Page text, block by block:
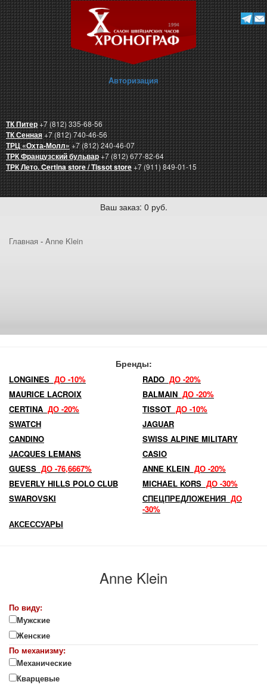
Авторизация
ТК Питер+7 (812) 335-68-56
ТК Сенная+7 (812) 740-46-56
ТРЦ «Охта-Молл»+7 (812) 240-46-07
ТРК Французский бульвар+7 (812) 677-82-64
ТРК Лето. Certina store / Tissot store+7 (911) 849-01-15
Ваш заказ: 0 руб.
Главная - Anne Klein
Бренды:
LONGINES ДО -10% RADO ДО -20%
MAURICE LACROIX
BALMAIN ДО -20%
CERTINA ДО -20% TISSOT ДО -10%
SWATCH
JAGUAR
CANDINO
SWISS ALPINE MILITARY
JACQUES LEMANS
CASIO
GUESS ДО -76,6667% ANNE KLEIN ДО -20%
BEVERLY HILLS POLO CLUB
MICHAEL KORS ДО -30%
SWAROVSKI
СПЕЦПРЕДЛОЖЕНИЯ ДО
-30%
АКСЕССУАРЫ
Anne Klein
По виду:
Мужские
Женские
По механизму:
Механические
Кварцевые